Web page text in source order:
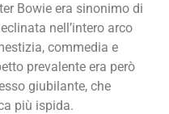
Bowie era sinonimo di
nell’intero arco
commedia e
prevalente era però
giubilante, che
più ispida.